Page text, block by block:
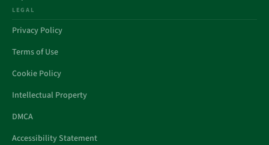
LEGAL
Privacy Policy
Terms of Use
Cookie Policy
Intellectual Property
DMCA
Accessibility Statement